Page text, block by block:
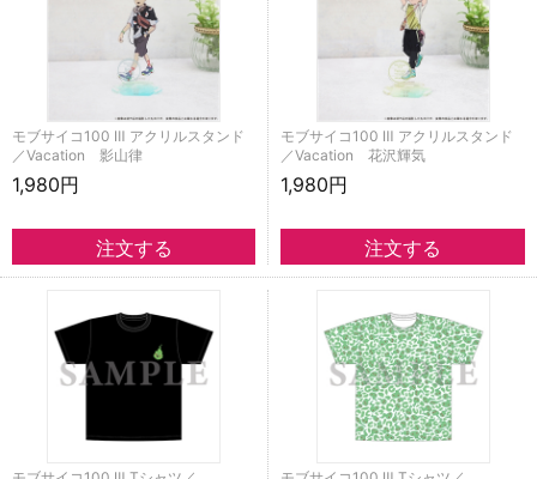
モブサイコ100 Ⅲ アクリルスタンド
／Vacation 影山律
1,980円
モブサイコ100 Ⅲ アクリルスタンド
／Vacation 花沢輝気
1,980円